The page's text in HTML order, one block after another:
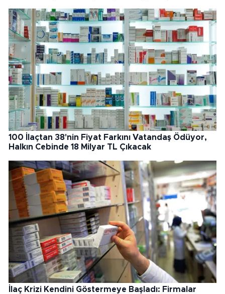
100 İlaçtan 38'nin Fiyat Farkını Vatandaş Ödüyor,
Halkın Cebinde 18 Milyar TL Çıkacak
İlaç Krizi Kendini Göstermeye Başladı: Firmalar